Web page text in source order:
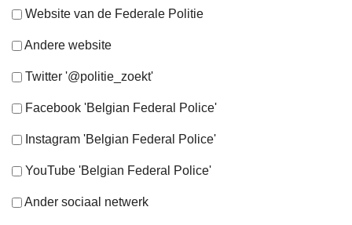
Website van de Federale Politie
Andere website
Twitter '@politie_zoekt'
Facebook 'Belgian Federal Police'
Instagram 'Belgian Federal Police'
YouTube 'Belgian Federal Police'
Ander sociaal netwerk